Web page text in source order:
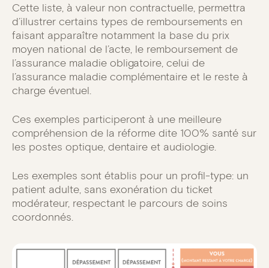
Cette liste, à valeur non contractuelle, permettra
d’illustrer certains types de remboursements en
faisant apparaître notamment la base du prix
moyen national de l’acte, le remboursement de
l’assurance maladie obligatoire, celui de
l’assurance maladie complémentaire et le reste à
charge éventuel.
Ces exemples participeront à une meilleure
compréhension de la réforme dite 100% santé sur
les postes optique, dentaire et audiologie.
Les exemples sont établis pour un profil-type: un
patient adulte, sans exonération du ticket
modérateur, respectant le parcours de soins
coordonnés.